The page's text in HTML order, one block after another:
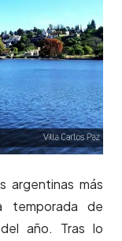
argentinas más
temporada de
año. Tras lo